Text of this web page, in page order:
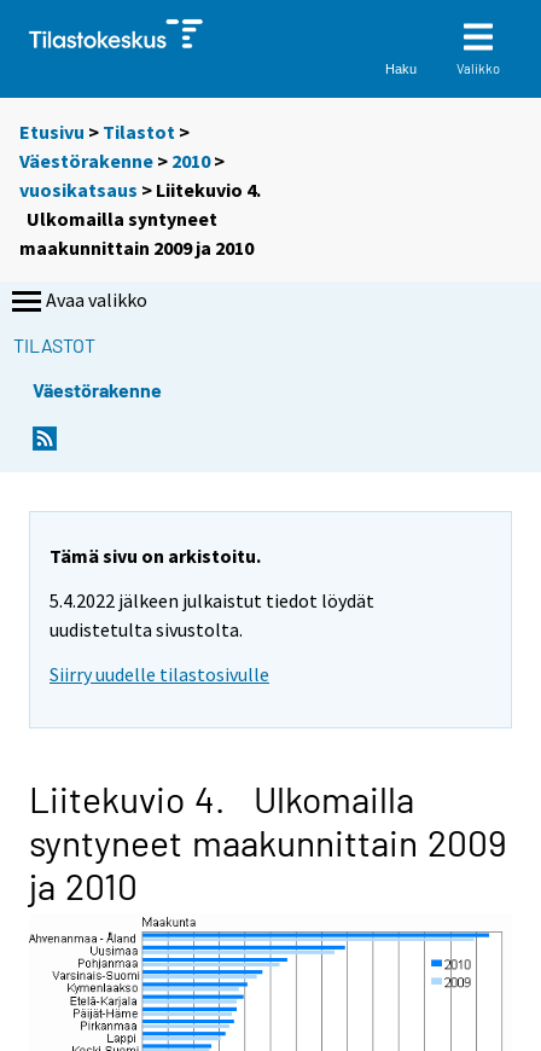
Haku Valikko
Etusivu > Tilastot >
Väestörakenne > 2010>
vuosikatsaus > Liitekuvio 4.
Ulkomailla syntyneet
maakunnittain 2009 ja 2010
Avaa valikko
TILASTOT
Väestörakenne
Tämä sivu on arkistoitu.
5.4.2022 jälkeen julkaistut tiedot löydät
uudistetulta sivustolta.
Siirry uudelle tilastosivulle
Liitekuvio 4. Ulkomailla
syntyneet maakunnittain 2009
ja 2010